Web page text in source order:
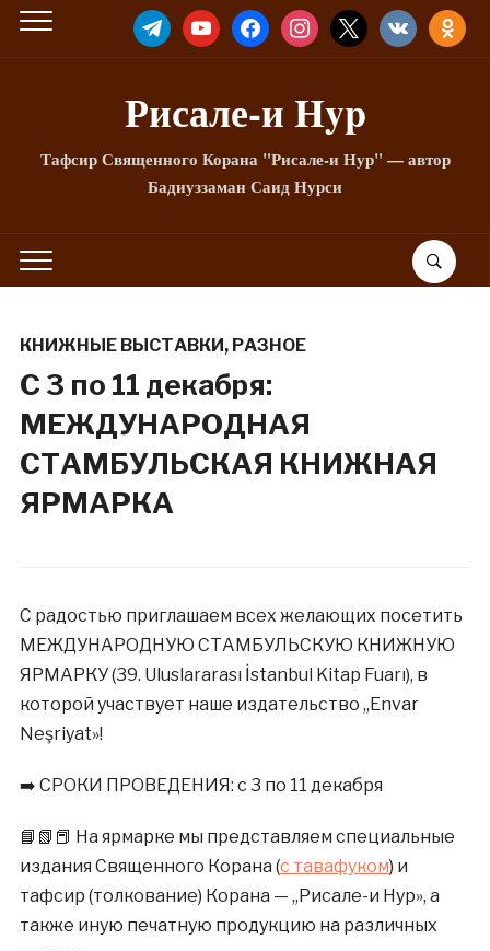
TELEGRAMYOUTUBEFACEBOOKINSTAGRAM
X VKONTAKTE
Рисале-и Hyp
Тафсир Священного Корана "Рисале-и Нур" — автор
Бадиуззаман Саид Нурси
КНИЖНЫЕ ВЫСТАВКИ, РАЗНОЕ
С 3 по 11 декабря:
МЕЖДУНАРОДНАЯ
СТАМБУЛЬСКАЯ КНИЖНАЯ
ЯРМАРКА
С радостью приглашаем всех желающих посетить
МЕЖДУНАРОДНУЮ СТАМБУЛЬСКУЮ КНИЖНУЮ
ЯРМАРКУ (39. Uluslararası İstanbul Kitap Fuarı), в
которой участвует наше издательство ,,Envar
Neşriyat»!
➡️ СРОКИ ПРОВЕДЕНИЯ: с 3 по 11 декабря
📘📗📕 На ярмарке мы представляем специальные
издания Священного Корана (с тавафуком) и
тафсир (толкование) Корана — ,,Рисале-и Нур», а
также иную печатную продукцию на различных